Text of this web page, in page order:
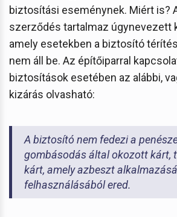
biztosítási eseménynek. Miért is?
szerződés tartalmaz úgynevezett
amely esetekben a biztosító
nem áll be. Az építőiparral
biztosítások esetében az alábbi,
kizárás olvasható:
A biztosító nem fedezi a
gombásodás által okozott kárt,
kárt, amely azbeszt
felhasználásából ered.